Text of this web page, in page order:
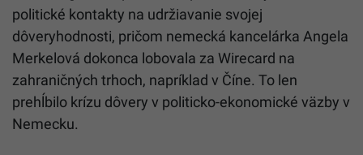
politické kontakty na udržiavanie svojej
dôveryhodnosti, pričom nemecká kancelárka Angela
Merkelová dokonca lobovala za Wirecard na
zahraničných trhoch, napríklad v Číne. To len
prehĺbilo krízu dôvery v politicko-ekonomické väzby v
Nemecku.